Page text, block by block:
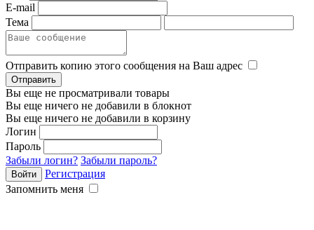
E-mail
Тема
Отправить копию этого сообщения на Ваш адрес
Вы еще не просматривали товары
Вы еще ничего не добавили в блокнот
Вы еще ничего не добавили в корзину
Логин
Пароль
Забыли логин? Забыли пароль?
Регистрация
Запомнить меня